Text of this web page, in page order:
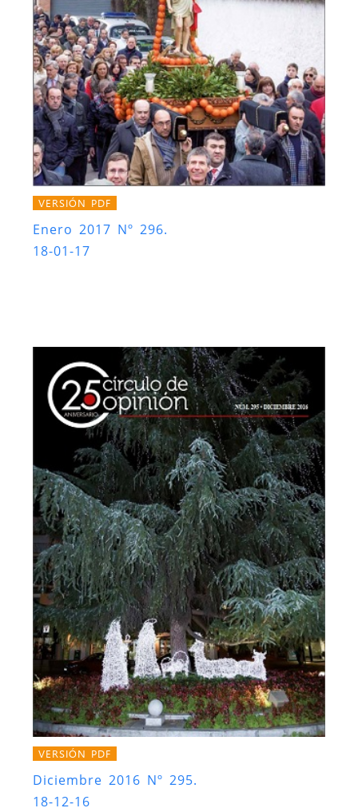
VERSIÓN PDF
Enero 2017 Nº 296.
18-01-17
VERSIÓN PDF
Diciembre 2016 Nº 295.
18-12-16